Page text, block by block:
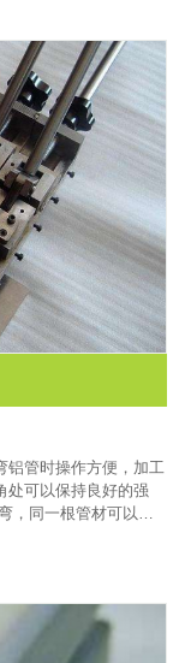
铝管时操作方便，加工
处可以保持良好的强
，同一根管材可以折